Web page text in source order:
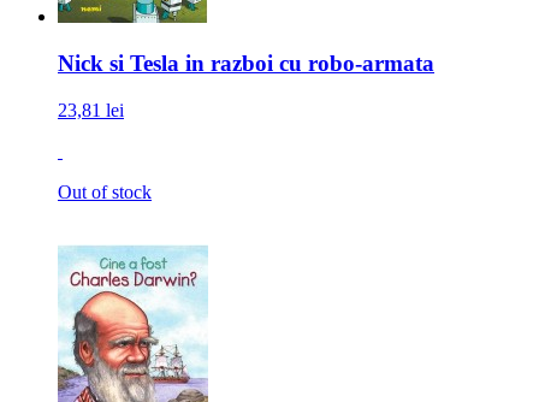
Nick si Tesla in razboi cu robo-armata
23,81 lei
Out of stock